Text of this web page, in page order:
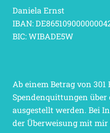
Daniela Ernst
IBAN:
BIC: WIBADE5W
Ab einem Betrag von
Spendenquittungen
ausgestellt werden. Bei
der Überweisung mit